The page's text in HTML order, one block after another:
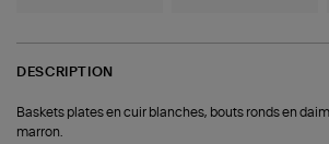
DESCRIPTION
Baskets plates en cuir blanches, bouts ronds en
marron.